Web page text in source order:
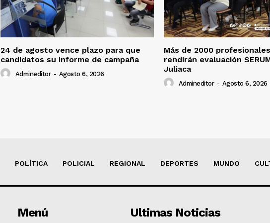
24 de agosto vence plazo para que
candidatos su informe de campaña
Admineditor - Agosto 6, 2026
Más de 2000
rendirán evaluación
Juliaca
Admineditor - Agosto 6, 2026
POLÍTICA POLICIAL REGIONAL DEPORTES MUNDO
Menú Ultimas Noticias